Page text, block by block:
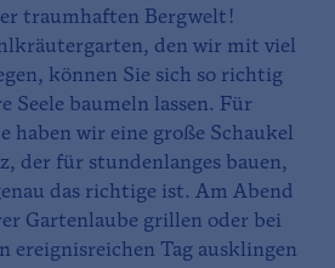
traumhaften Bergwelt!
den wir mit viel
können Sie sich so richtig
Seele baumeln lassen. Für
haben wir eine große Schaukel
der für stundenlanges bauen,
das richtige ist. Am Abend
Gartenlaube grillen oder bei
ereignisreichen Tag ausklingen